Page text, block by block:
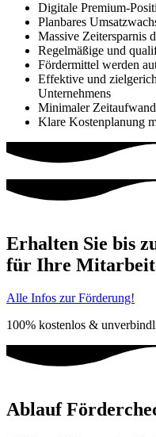
Digitale Premium-
Planbares
Massive Zeitersparnis
Regelmäßige und
Fördermittel werden
Effektive und
Unternehmens
Minimaler Zeitaufwand
Klare Kostenplanung
Erhalten Sie bis
für Ihre
Alle Infos zur Förderung!
100% kostenlos &
Ablauf